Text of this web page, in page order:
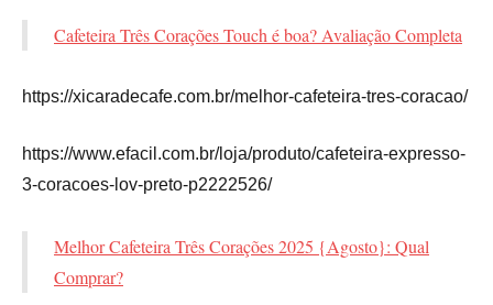
Cafeteira Três Corações Touch é boa? Avaliação Completa
https://xicaradecafe.com.br/melhor-cafeteira-tres-coracao/
https://www.efacil.com.br/loja/produto/cafeteira-expresso-
3-coracoes-lov-preto-p2222526/
Melhor Cafeteira Três Corações 2025 {Agosto}: Qual
Comprar?